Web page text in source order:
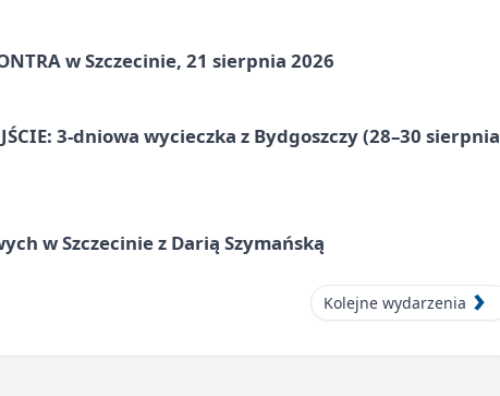
w Szczecinie, 21 sierpnia 2026
3-dniowa wycieczka z Bydgoszczy (28–30 sierpnia
w Szczecinie z Darią Szymańską
Kolejne wydarzenia